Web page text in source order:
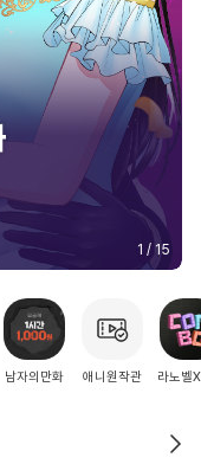
2 / 15
남자의만화 애니원작관 라노벨